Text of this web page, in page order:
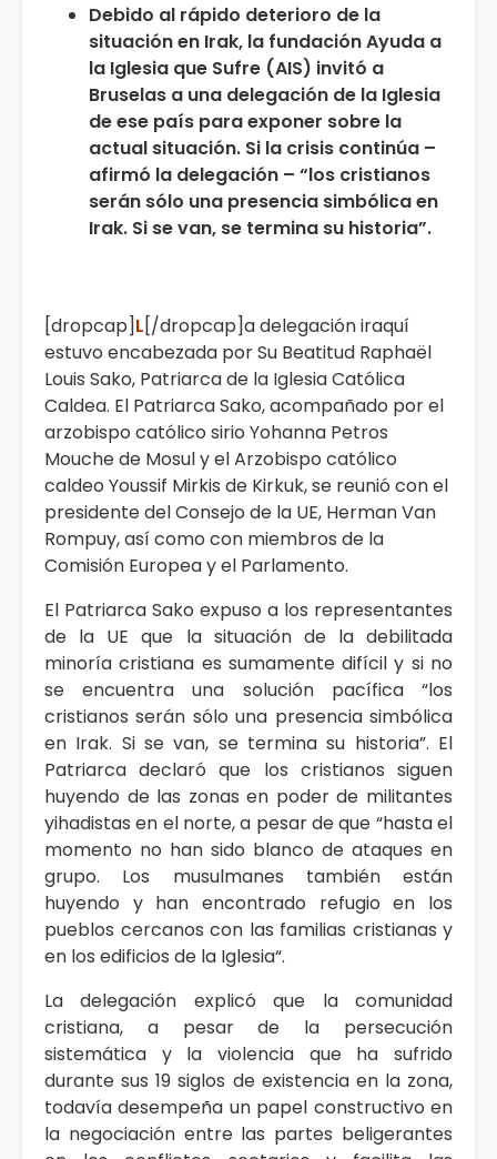
Debido al rápido deterioro de la
situación en Irak, la fundación Ayuda a
la Iglesia que Sufre (AIS) invitó a
Bruselas a una delegación de la Iglesia
de ese país para exponer sobre la
actual situación. Si la crisis continúa –
afirmó la delegación – “los cristianos
serán sólo una presencia simbólica en
Irak. Si se van, se termina su historia”.
[dropcap]L[/dropcap]a delegación iraquí
estuvo encabezada por Su Beatitud Raphaël
Louis Sako, Patriarca de la Iglesia Católica
Caldea. El Patriarca Sako, acompañado por el
arzobispo católico sirio Yohanna Petros
Mouche de Mosul y el Arzobispo católico
caldeo Youssif Mirkis de Kirkuk, se reunió con el
presidente del Consejo de la UE, Herman Van
Rompuy, así como con miembros de la
Comisión Europea y el Parlamento.
El Patriarca Sako expuso a los representantes
de la UE que la situación de la debilitada
minoría cristiana es sumamente difícil y si no
se encuentra una solución pacífica “los
cristianos serán sólo una presencia simbólica
en Irak. Si se van, se termina su historia”. El
Patriarca declaró que los cristianos siguen
huyendo de las zonas en poder de militantes
yihadistas en el norte, a pesar de que “hasta el
momento no han sido blanco de ataques en
grupo. Los musulmanes también están
huyendo y han encontrado refugio en los
pueblos cercanos con las familias cristianas y
en los edificios de la Iglesia“.
La delegación explicó que la comunidad
cristiana, a pesar de la persecución
sistemática y la violencia que ha sufrido
durante sus 19 siglos de existencia en la zona,
todavía desempeña un papel constructivo en
la negociación entre las partes beligerantes